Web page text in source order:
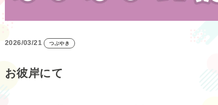
2026/03/21 つぶやき
お彼岸にて